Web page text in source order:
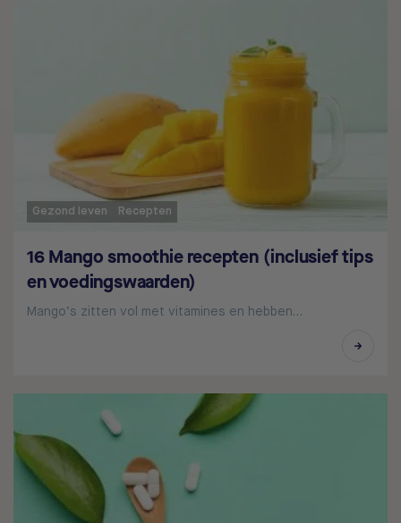
Gezond leven Recepten
16 Mango smoothie recepten (inclusief tips
en voedingswaarden)
Mango’s zitten vol met vitamines en hebben…